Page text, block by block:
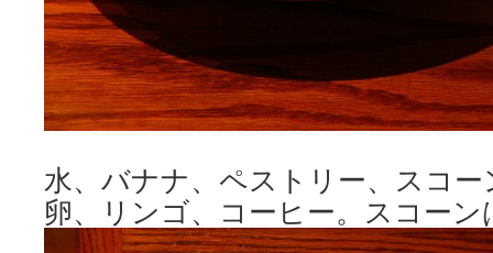
水、バナナ、ペストリー、スコ
卵、リンゴ、コーヒー。スコー